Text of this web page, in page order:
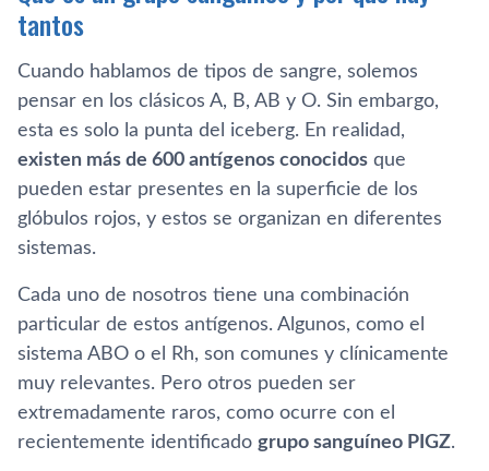
tantos
Cuando hablamos de tipos de sangre, solemos
pensar en los clásicos A, B, AB y O. Sin embargo,
esta es solo la punta del iceberg. En realidad,
existen más de 600 antígenos conocidos que
pueden estar presentes en la superficie de los
glóbulos rojos, y estos se organizan en diferentes
sistemas.
Cada uno de nosotros tiene una combinación
particular de estos antígenos. Algunos, como el
sistema ABO o el Rh, son comunes y clínicamente
muy relevantes. Pero otros pueden ser
extremadamente raros, como ocurre con el
recientemente identificado grupo sanguíneo PIGZ.